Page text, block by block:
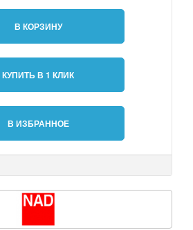
В КОРЗИНУ
КУПИТЬ В 1 КЛИК
В ИЗБРАННОЕ